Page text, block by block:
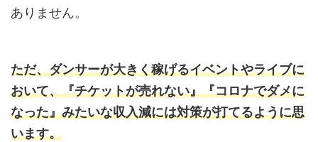
ありません。
ただ、ダンサーが大きく稼げるイベントやライブに
おいて、『チケットが売れない』『コロナでダメに
なった』みたいな収入減には対策が打てるように思
います。